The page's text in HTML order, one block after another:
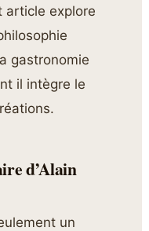
article explore
gastronomie
il intègre le
d’Alain
un